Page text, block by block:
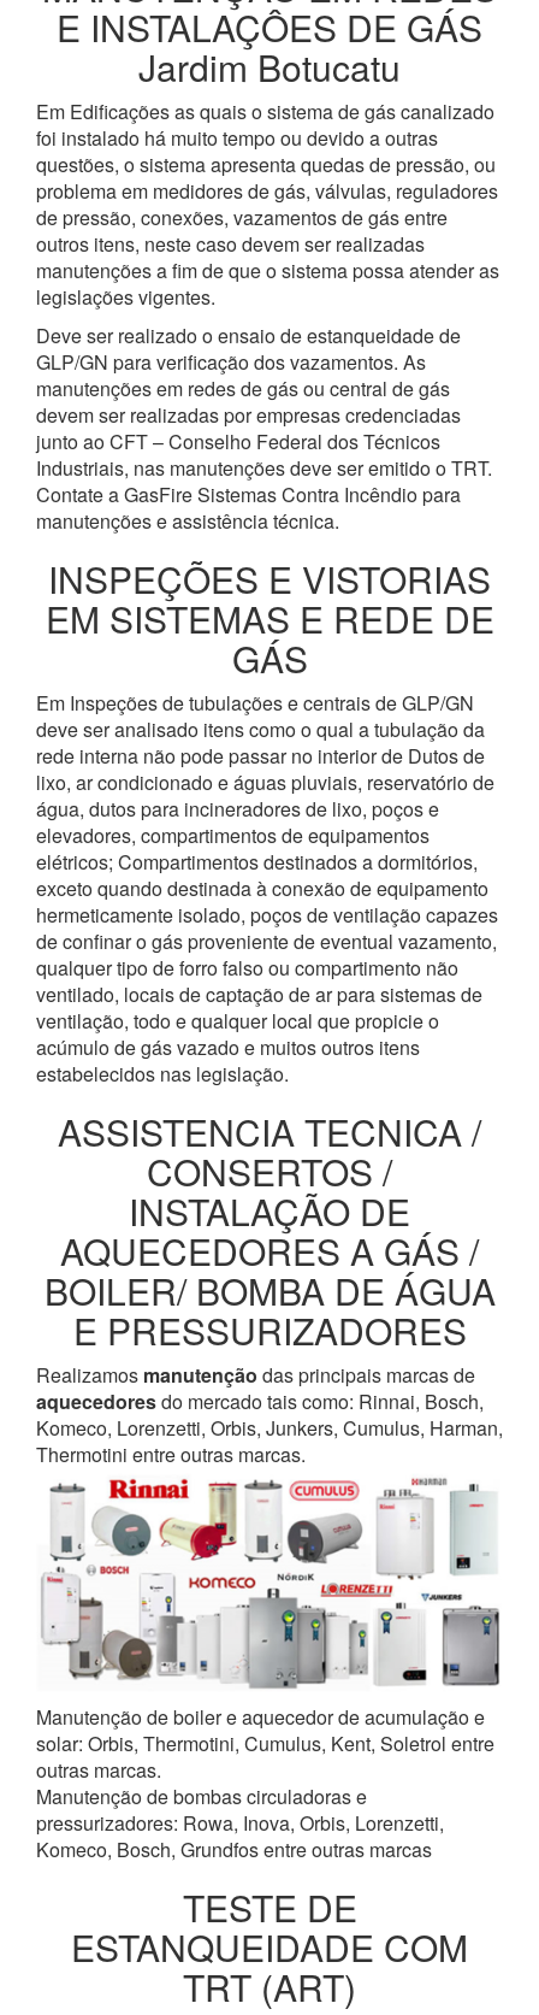
E INSTALAÇÔES DE GÁS
Jardim Botucatu
Em Edificações as quais o sistema de gás canalizado
foi instalado há muito tempo ou devido a outras
questões, o sistema apresenta quedas de pressão, ou
problema em medidores de gás, válvulas, reguladores
de pressão, conexões, vazamentos de gás entre
outros itens, neste caso devem ser realizadas
manutenções a fim de que o sistema possa atender as
legislações vigentes.
Deve ser realizado o ensaio de estanqueidade de
GLP/GN para verificação dos vazamentos. As
manutenções em redes de gás ou central de gás
devem ser realizadas por empresas credenciadas
junto ao CFT – Conselho Federal dos Técnicos
Industriais, nas manutenções deve ser emitido o TRT.
Contate a GasFire Sistemas Contra Incêndio para
manutenções e assistência técnica.
INSPEÇÕES E VISTORIAS
EM SISTEMAS E REDE DE
GÁS
Em Inspeções de tubulações e centrais de GLP/GN
deve ser analisado itens como o qual a tubulação da
rede interna não pode passar no interior de Dutos de
lixo, ar condicionado e águas pluviais, reservatório de
água, dutos para incineradores de lixo, poços e
elevadores, compartimentos de equipamentos
elétricos; Compartimentos destinados a dormitórios,
exceto quando destinada à conexão de equipamento
hermeticamente isolado, poços de ventilação capazes
de confinar o gás proveniente de eventual vazamento,
qualquer tipo de forro falso ou compartimento não
ventilado, locais de captação de ar para sistemas de
ventilação, todo e qualquer local que propicie o
acúmulo de gás vazado e muitos outros itens
estabelecidos nas legislação.
ASSISTENCIA TECNICA /
CONSERTOS /
INSTALAÇÃO DE
AQUECEDORES A GÁS /
BOILER/ BOMBA DE ÁGUA
E PRESSURIZADORES
Realizamos manutenção das principais marcas de
aquecedoresdo mercado tais como: Rinnai, Bosch,
Komeco, Lorenzetti, Orbis, Junkers, Cumulus, Harman,
Thermotini entre outras marcas.
Manutenção de boiler e aquecedor de acumulação e
solar: Orbis, Thermotini, Cumulus, Kent, Soletrol entre
outras marcas.
Manutenção de bombas circuladoras e
pressurizadores: Rowa, Inova, Orbis, Lorenzetti,
Komeco, Bosch, Grundfos entre outras marcas
TESTE DE
ESTANQUEIDADE COM
TRT (ART)